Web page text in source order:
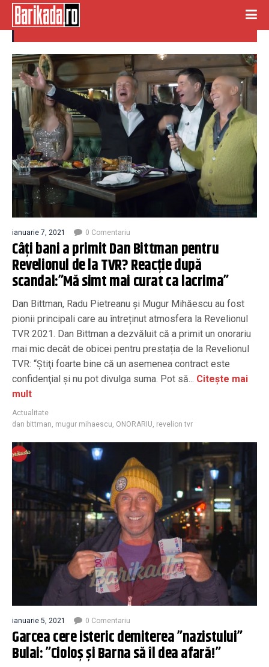
revelion tvr
ianuarie 7, 2021 0 Comentariu
Câţi bani a primit Dan Bittman pentru
Revelionul de la TVR? Reacție după
scandal:”Mă simt mai curat ca lacrima”
Dan Bittman, Radu Pietreanu și Mugur Mihăescu au fost
pionii principali care au întreținut atmosfera la Revelionul
TVR 2021. Dan Bittman a dezvăluit că a primit un onorariu
mai mic decât de obicei pentru prestația de la Revelionul
TVR: “Ştiţi foarte bine că un asemenea contract este
confidenţial şi nu pot divulga suma. Pot să... Citește mai
mult
Actualitate
dan bittman, mugur mihaescu, ONORARIU, revelion tvr
ianuarie 5, 2021 0 Comentariu
Garcea cere isteric demiterea ”nazistului”
Bulai: ”Cioloș și Barna să îl dea afară!”